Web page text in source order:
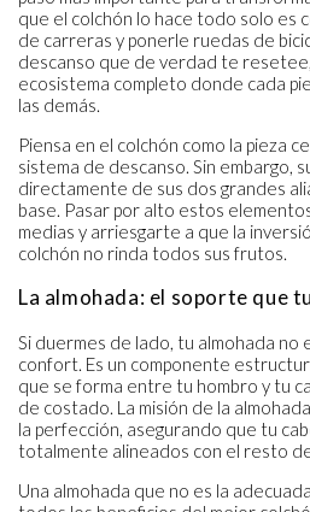
que el colchón lo hace todo solo es
de carreras y ponerle ruedas de
descanso que de verdad te
ecosistema completo donde cada
las demás.
Piensa en el colchón como la pieza
sistema de descanso. Sin embargo,
directamente de sus dos grandes
base. Pasar por alto estos
medias y arriesgarte a que la
colchón no rinda todos sus frutos.
La almohada: el soporte que
Si duermes de lado, tu almohada no
confort. Es un componente
que se forma entre tu hombro y tu
de costado. La misión de la
la perfección, asegurando que tu
totalmente alineados con el resto de
Una almohada que no es la